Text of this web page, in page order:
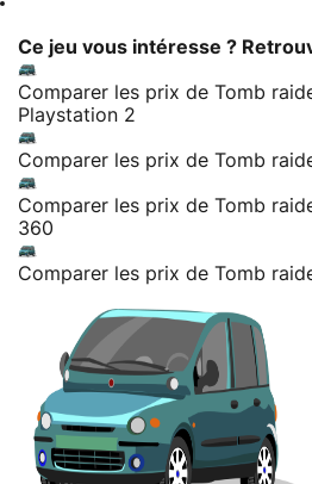
Ce jeu vous intéresse ?
Comparer les prix de Tomb
Playstation 2
Comparer les prix de Tomb
Comparer les prix de Tomb
360
Comparer les prix de Tomb